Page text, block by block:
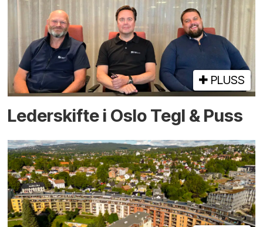
PLUSS
Lederskifte i Oslo Tegl & Puss